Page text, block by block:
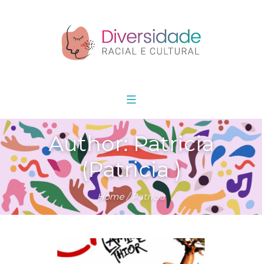
Author:Patricia
(Patricia )
Home /Patricia